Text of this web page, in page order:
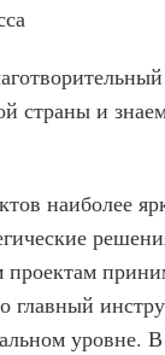
страны и
наиболее
уровне.